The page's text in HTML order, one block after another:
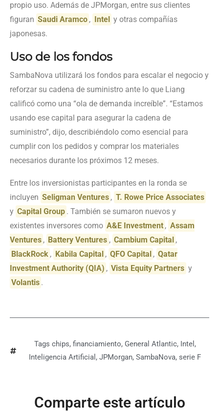
propio uso. Además de JPMorgan, entre sus clientes
figuran Saudi Aramco , Intel y otras compañías
japonesas.
Uso de los fondos
SambaNova utilizará los fondos para escalar el negocio y
reforzar su cadena de suministro ante lo que Liang
calificó como una “ola de demanda increíble”. “Estamos
usando ese capital para asegurar la cadena de
suministro”, dijo, describiéndolo como esencial para
cumplir con los pedidos y comprar los materiales
necesarios durante los próximos 12 meses.
Entre los inversionistas participantes en la ronda se
incluyen Seligman Ventures , T. Rowe Price Associates
y Capital Group . También se sumaron nuevos y
existentes inversores como A&E Investment , Assam
Ventures , Battery Ventures , Cambium Capital ,
BlackRock , Kabila Capital , QFO Capital , Qatar
Investment Authority (QIA) , Vista Equity Partners y
Volantis .
Tags chips, financiamiento, General Atlantic, Intel ,
Inteligencia Artificial , JPMorgan, SambaNova, serie F
Comparte este artículo